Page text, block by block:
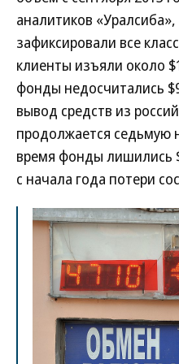
аналитиков
зафиксировали все
клиенты изъяли около
фонды недосчитались
вывод средств из
продолжается седьмую
время фонды лишились
с начала года потери